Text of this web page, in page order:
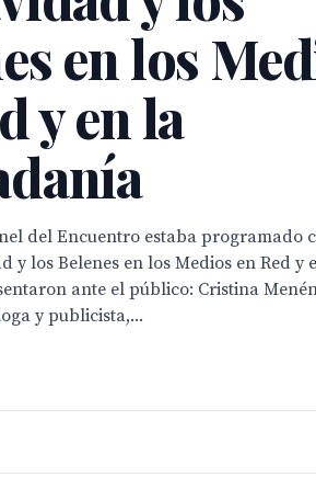
en los
y en la
del Encuentro estaba programado
y los Belenes en los Medios en Red y
ante el público: Cristina
y publicista,...